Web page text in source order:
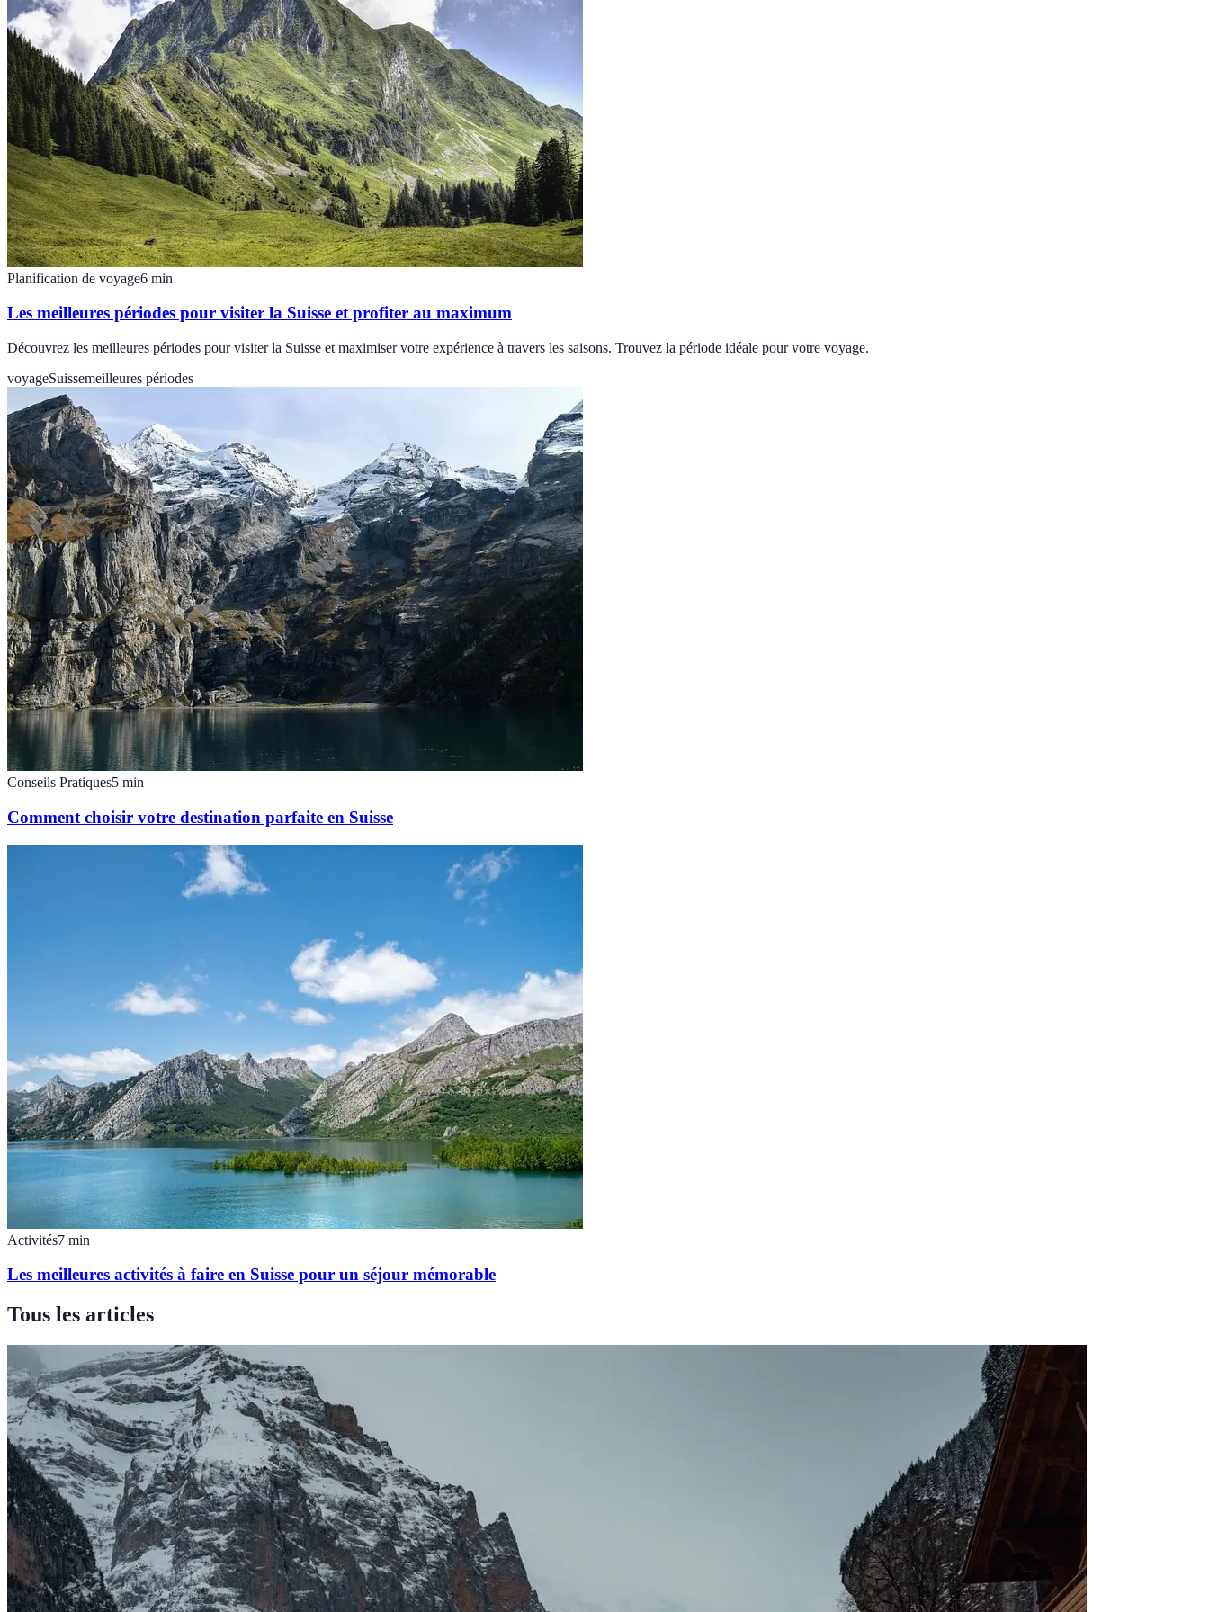
Planification de voyage6 min
Les meilleures périodes pour visiter la Suisse et profiter au maximum
Découvrez les meilleures périodes pour visiter la Suisse et maximiser votre expérience à travers les saisons. Trouvez la période idéale pour votre voyage.
voyageSuissemeilleures périodes
Conseils Pratiques5 min
Comment choisir votre destination parfaite en Suisse
Activités7 min
Les meilleures activités à faire en Suisse pour un séjour mémorable
Tous les articles